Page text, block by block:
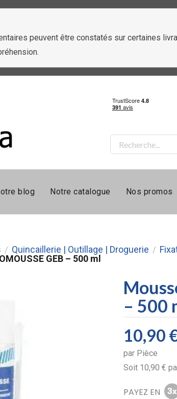
peuvent être constatés sur certaines
blog Notre catalogue Nos promos
/ Quincaillerie | Outillage | Droguerie /
GEB – 500 ml
– 500
10,90
par Pièce
Soit 10,90 €
PAYEZ EN